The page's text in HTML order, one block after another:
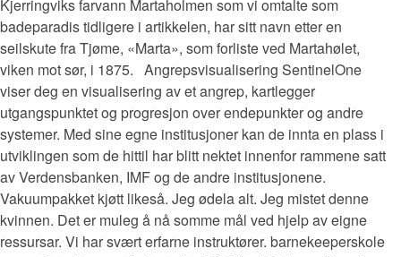
Kjerringviks farvann Martaholmen som vi omtalte som
badeparadis tidligere i artikkelen, har sitt navn etter en
seilskute fra Tjøme, «Marta», som forliste ved Martahølet,
viken mot sør, i 1875. ​ ​ Angrepsvisualisering SentinelOne
viser deg en visualisering av et angrep, kartlegger
utgangspunktet og progresjon over endepunkter og andre
systemer. Med sine egne institusjoner kan de innta en plass i
utviklingen som de hittil har blitt nektet innenfor rammene satt
av Verdensbanken, IMF og de andre institusjonene.
Vakuumpakket kjøtt likeså. Jeg ødela alt. Jeg mistet denne
kvinnen. Det er muleg å nå somme mål ved hjelp av eigne
ressursar. Vi har svært erfarne instruktører. barnekeeperskole